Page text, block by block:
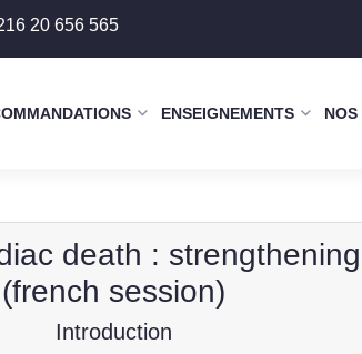
20 656 565
ENSEIGNEMENTS NOS
death :
(french session)
Introduction